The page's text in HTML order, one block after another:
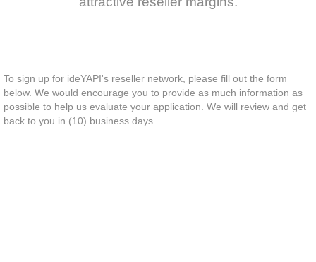
To sign up for ideYAPI's reseller network, please fill out the form
below. We would encourage you to provide as much information as
possible to help us evaluate your application. We will review and get
back to you in (10) business days.